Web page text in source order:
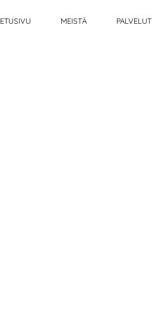
ETUSIVU MEISTÄ PALVELUT